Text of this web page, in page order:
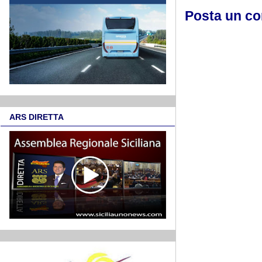
Posta un
ARS DIRETTA